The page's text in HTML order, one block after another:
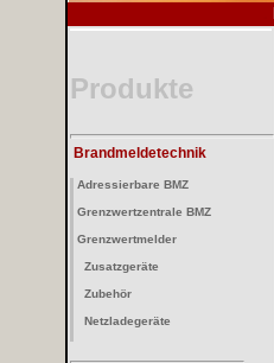
Produkte
Brandmeldetechnik
Adressierbare BMZ
Grenzwertzentrale BMZ
Grenzwertmelder
Zusatzgeräte
Zubehör
Netzladegeräte